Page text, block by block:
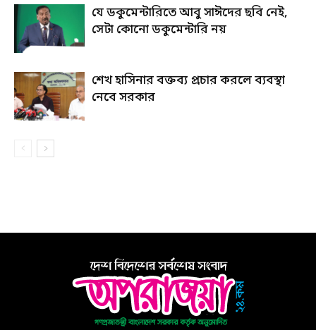
যে ডকুমেন্টারিতে আবু সাঈদের ছবি নেই,
সেটা কোনো ডকুমেন্টারি নয়
শেখ হাসিনার বক্তব্য প্রচার করলে ব্যবস্থা
নেবে সরকার